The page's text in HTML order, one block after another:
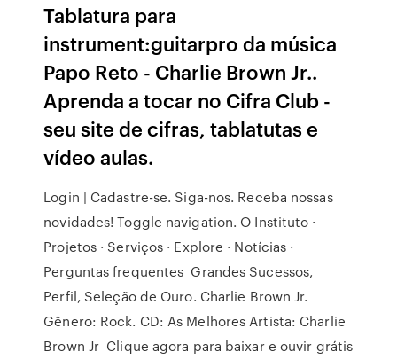
Tablatura para
instrument:guitarpro da música
Papo Reto - Charlie Brown Jr..
Aprenda a tocar no Cifra Club -
seu site de cifras, tablatutas e
vídeo aulas.
Login | Cadastre-se. Siga-nos. Receba nossas
novidades! Toggle navigation. O Instituto ·
Projetos · Serviços · Explore · Notícias ·
Perguntas frequentes Grandes Sucessos,
Perfil, Seleção de Ouro. Charlie Brown Jr.
Gênero: Rock. CD: As Melhores Artista: Charlie
Brown Jr Clique agora para baixar e ouvir grátis